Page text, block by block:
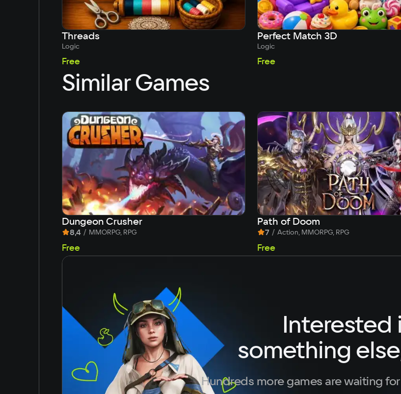
Threads
Logic
Free
Perfect Match 3D
Logic
Free
Similar Games
Dungeon Crusher
8,4 / MMORPG, RPG
Free
Path of Doom
7 / Action, MMORPG, RPG
Free
Interested
something
Hundreds more games are waiting